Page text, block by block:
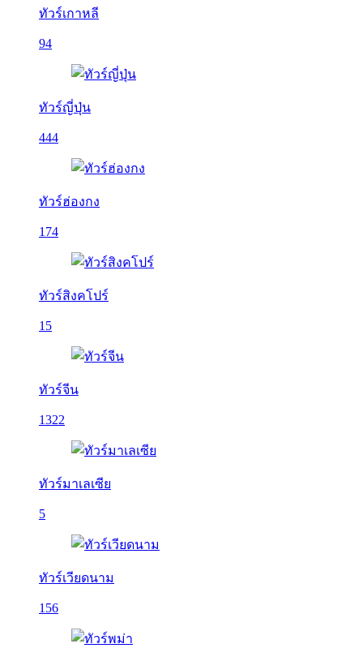
ทัวร์เกาหลี
94
ทัวร์ญี่ปุ่น
444
ทัวร์ฮ่องกง
174
ทัวร์สิงคโปร์
15
ทัวร์จีน
1322
ทัวร์มาเลเซีย
5
ทัวร์เวียดนาม
156